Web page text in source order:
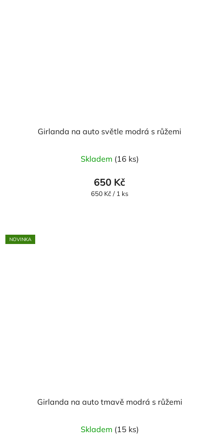
Girlanda na auto světle modrá s růžemi
Skladem (16 ks)
650 Kč
Měrná
650 Kč / 1 ks
NOVINKA
Girlanda na auto tmavě modrá s růžemi
Skladem (15 ks)